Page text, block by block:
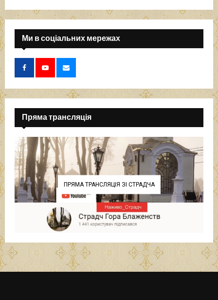
Ми в соціальних мережах
Пряма трансляція
ПРЯМА ТРАНСЛЯЦІЯ ЗІ СТРАДЧА